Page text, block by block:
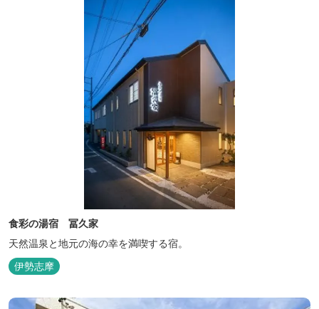
食彩の湯宿 冨久家
天然温泉と地元の海の幸を満喫する宿。
伊勢志摩